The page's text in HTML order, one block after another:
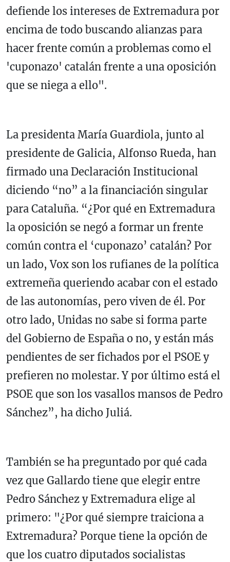
defiende los intereses de Extremadura por
encima de todo buscando alianzas para
hacer frente común a problemas como el
'cuponazo' catalán frente a una oposición
que se niega a ello".
La presidenta María Guardiola, junto al
presidente de Galicia, Alfonso Rueda, han
firmado una Declaración Institucional
diciendo “no” a la financiación singular
para Cataluña. “¿Por qué en Extremadura
la oposición se negó a formar un frente
común contra el ‘cuponazo’ catalán? Por
un lado, Vox son los rufianes de la política
extremeña queriendo acabar con el estado
de las autonomías, pero viven de él. Por
otro lado, Unidas no sabe si forma parte
del Gobierno de España o no, y están más
pendientes de ser fichados por el PSOE y
prefieren no molestar. Y por último está el
PSOE que son los vasallos mansos de Pedro
Sánchez”, ha dicho Juliá.
También se ha preguntado por qué cada
vez que Gallardo tiene que elegir entre
Pedro Sánchez y Extremadura elige al
primero: "¿Por qué siempre traiciona a
Extremadura? Porque tiene la opción de
que los cuatro diputados socialistas